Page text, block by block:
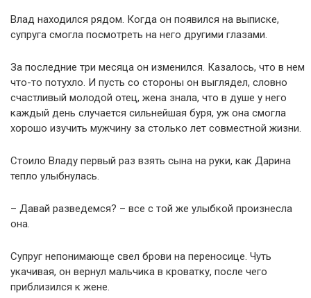
Влад находился рядом. Когда он появился на выписке,
супруга смогла посмотреть на него другими глазами.
За последние три месяца он изменился. Казалось, что в нем
что-то потухло. И пусть со стороны он выглядел, словно
счастливый молодой отец, жена знала, что в душе у него
каждый день случается сильнейшая буря, уж она смогла
хорошо изучить мужчину за столько лет совместной жизни.
Стоило Владу первый раз взять сына на руки, как Дарина
тепло улыбнулась.
– Давай разведемся? – все с той же улыбкой произнесла
она.
Супруг непонимающе свел брови на переносице. Чуть
укачивая, он вернул мальчика в кроватку, после чего
приблизился к жене.